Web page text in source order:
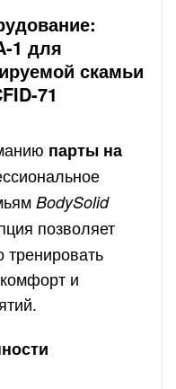
1 для
скамьи
71
парты на
BodySolid
позволяет
и